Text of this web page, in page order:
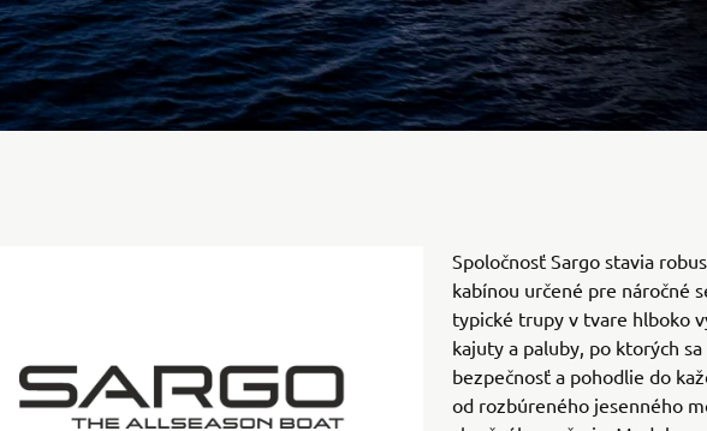
Spoločnosť Sargo stavia
kabínou určené pre náročné
typické trupy v tvare hlboko
kajuty a paluby, po ktorých
bezpečnosť a pohodlie do
od rozbúreného jesenného